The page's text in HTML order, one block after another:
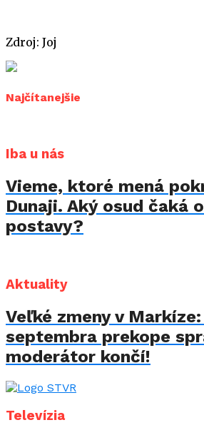
Zdroj: Joj
Najčítanejšie
Iba u nás
Vieme, ktoré mená
Dunaji. Aký osud čaká
postavy?
Aktuality
Veľké zmeny v Markíze:
septembra prekope
moderátor končí!
Televízia